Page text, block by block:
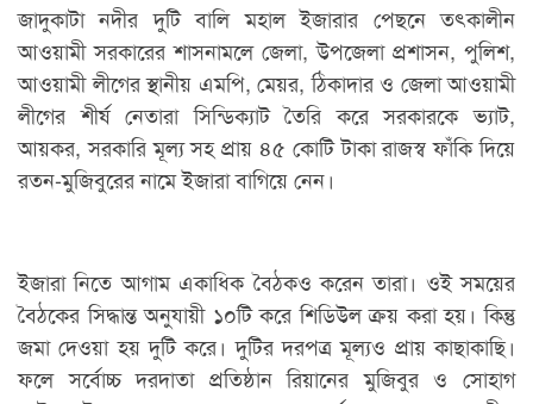
জাদুকাটা নদীর দুটি বালি মহাল ইজারার পেছনে তৎকালীন
আওয়ামী সরকারের শাসনামলে জেলা, উপজেলা প্রশাসন, পুলিশ,
আওয়ামী লীগের স্থানীয় এমপি, মেয়র, ঠিকাদার ও জেলা আওয়ামী
লীগের শীর্ষ নেতারা সিন্ডিক্যাট তৈরি করে সরকারকে ভ্যাট,
আয়কর, সরকারি মূল্য সহ প্রায় ৪৫ কোটি টাকা রাজস্ব ফাঁকি দিয়ে
রতন-মুজিবুরের নামে ইজারা বাগিয়ে নেন।
ইজারা নিতে আগাম একাধিক বৈঠকও করেন তারা। ওই সময়ের
বৈঠকের সিদ্ধান্ত অনুযায়ী ১০টি করে শিডিউল ক্রয় করা হয়। কিন্তু
জমা দেওয়া হয় দুটি করে। দুটির দরপত্র মূল্যও প্রায় কাছাকাছি।
ফলে সর্বোচ্চ দরদাতা প্রতিষ্ঠান রিয়ানের মুজিবুর ও সোহাগ